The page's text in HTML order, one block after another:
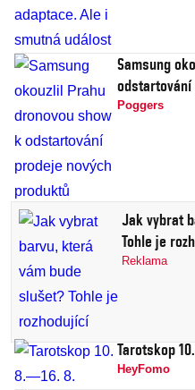
Samsung
odstartování
Poggers
Jak vybrat
Tohle je
Reklama
Tarotskop
HeyFomo